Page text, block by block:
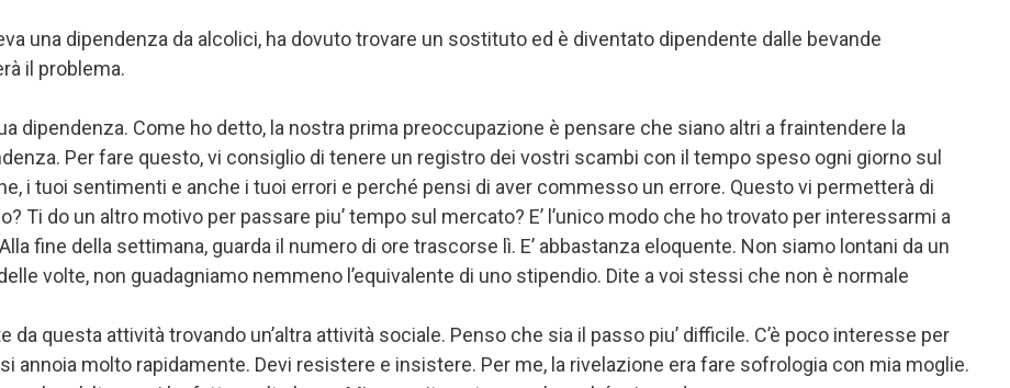
una dipendenza da alcolici, ha dovuto trovare un sostituto ed è diventato dipendente dalle bevande
il problema.
dipendenza. Come ho detto, la nostra prima preoccupazione è pensare che siano altri a fraintendere la
Per fare questo, vi consiglio di tenere un registro dei vostri scambi con il tempo speso ogni giorno sul
i tuoi sentimenti e anche i tuoi errori e perché pensi di aver commesso un errore. Questo vi permetterà di
Ti do un altro motivo per passare piu’ tempo sul mercato? E’ l’unico modo che ho trovato per interessarmi a
fine della settimana, guarda il numero di ore trascorse lì. E’ abbastanza eloquente. Non siamo lontani da un
volte, non guadagniamo nemmeno l’equivalente di uno stipendio. Dite a voi stessi che non è normale
questa attività trovando un’altra attività sociale. Penso che sia il passo piu’ difficile. C’è poco interesse per
annoia molto rapidamente. Devi resistere e insistere. Per me, la rivelazione era fare sofrologia con mia moglie.